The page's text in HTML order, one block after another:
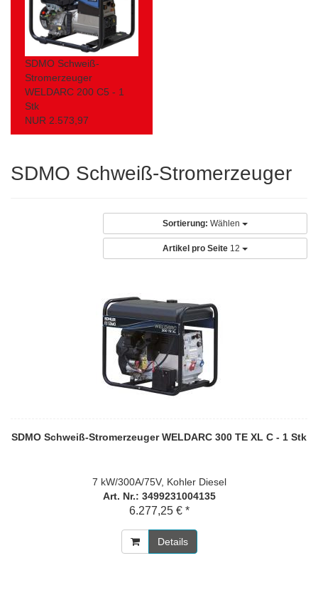
SDMO Schweiß-
Stromerzeuger
WELDARC 200 C5 - 1
Stk
NUR 2.573,97
SDMO Schweiß-Stromerzeuger
Sortierung: Wählen
Artikel pro Seite 12
SDMO Schweiß-Stromerzeuger WELDARC 300 TE XL C - 1 Stk
7 kW/300A/75V, Kohler Diesel
Art. Nr.: 3499231004135
6.277,25 € *
Details